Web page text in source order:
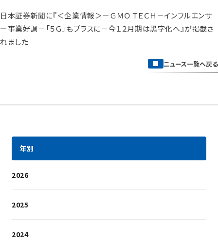
日本証券新聞に『＜企業情報＞－ＧＭＯ ＴＥＣＨ－インフルエンサ
ー事業好調－「５Ｇ」もプラスに－今１２⽉期は⿊字化へ』が掲載さ
れました
ニュース一覧へ戻る
年別
2026
2025
2024